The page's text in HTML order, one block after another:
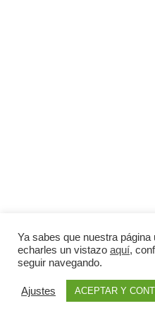
Ya sabes que nuestra
echarles un vistazo aquí,
seguir navegando.
Ajustes ACEPTAR Y